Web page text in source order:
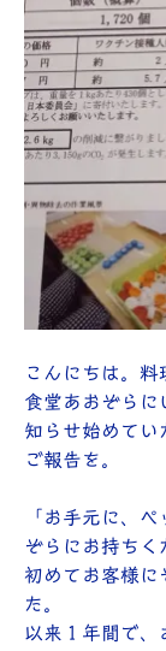
こんにちは。料
食堂あおぞらに
知らせ始めてい
ご報告を。
「お手元に、
ぞらにお持ちく
初めてお客様に
た。
以来１年間で、